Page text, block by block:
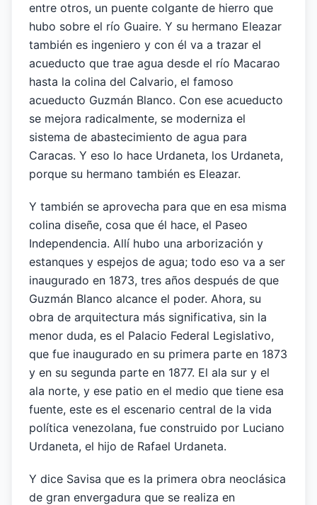
entre otros, un puente colgante de hierro que
hubo sobre el río Guaire. Y su hermano Eleazar
también es ingeniero y con él va a trazar el
acueducto que trae agua desde el río Macarao
hasta la colina del Calvario, el famoso
acueducto Guzmán Blanco. Con ese acueducto
se mejora radicalmente, se moderniza el
sistema de abastecimiento de agua para
Caracas. Y eso lo hace Urdaneta, los Urdaneta,
porque su hermano también es Eleazar.
Y también se aprovecha para que en esa misma
colina diseñe, cosa que él hace, el Paseo
Independencia. Allí hubo una arborización y
estanques y espejos de agua; todo eso va a ser
inaugurado en 1873, tres años después de que
Guzmán Blanco alcance el poder. Ahora, su
obra de arquitectura más significativa, sin la
menor duda, es el Palacio Federal Legislativo,
que fue inaugurado en su primera parte en 1873
y en su segunda parte en 1877. El ala sur y el
ala norte, y ese patio en el medio que tiene esa
fuente, este es el escenario central de la vida
política venezolana, fue construido por Luciano
Urdaneta, el hijo de Rafael Urdaneta.
Y dice Savisa que es la primera obra neoclásica
de gran envergadura que se realiza en